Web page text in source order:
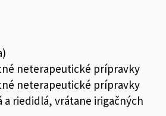
neterapeutické prípravky
neterapeutické prípravky
a riedidlá, vrátane irigačných